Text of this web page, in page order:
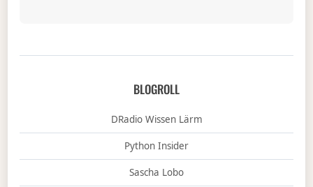
BLOGROLL
DRadio Wissen Lärm
Python Insider
Sascha Lobo